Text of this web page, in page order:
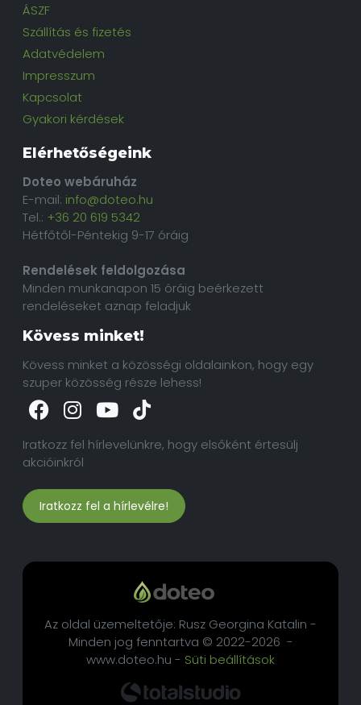
ÁSZF
Szállítás és fizetés
Adatvédelem
Impresszum
Kapcsolat
Gyakori kérdések
Elérhetőségeink
Doteo webáruház
E-mail: info@doteo.hu
Tel.: +36 20 619 5342
Hétfőtől-Péntekig 9-17 óráig
Rendelések feldolgozása
Minden munkanapon 15 óráig beérkezett
rendeléseket aznap feladjuk
Kövess minket!
Kövess minket a közösségi oldalainkon, hogy egy
szuper közösség része lehess!
Iratkozz fel hírlevelünkre, hogy elsőként értesülj
akcióinkról
Iratkozz fel a hírlevélre!
Az oldal üzemeltetője: Rusz Georgina Katalin -
Minden jog fenntartva © 2022-2026 -
www.doteo.hu - Süti beállítások